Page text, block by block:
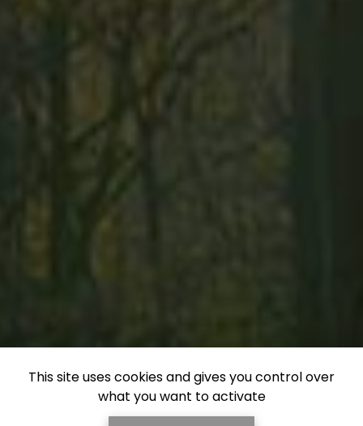
This site uses cookies and gives you control over
what you want to activate